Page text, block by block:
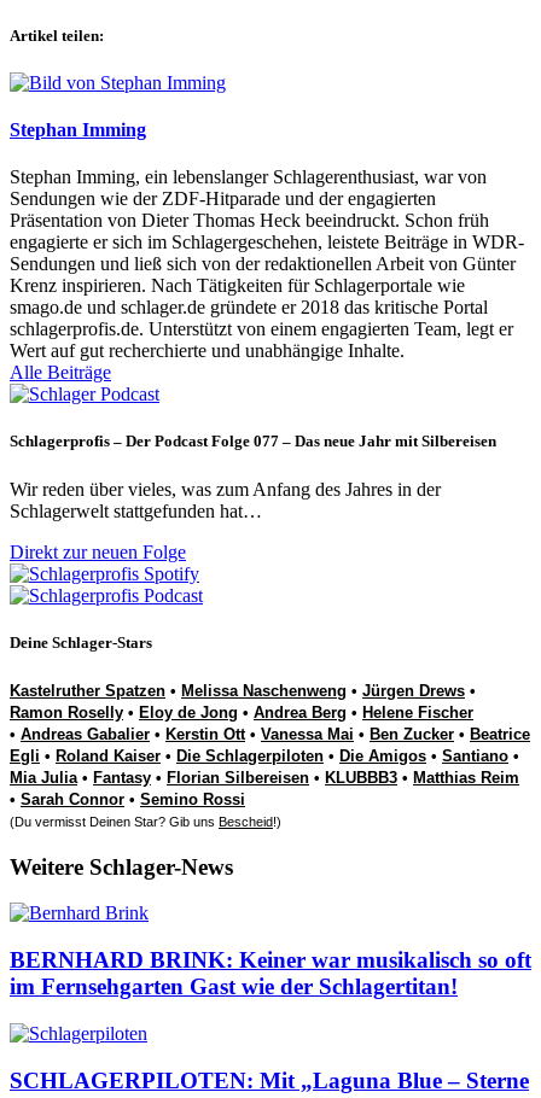
Artikel teilen:
Stephan Imming
Stephan Imming, ein lebenslanger Schlagerenthusiast, war von
Sendungen wie der ZDF-Hitparade und der engagierten
Präsentation von Dieter Thomas Heck beeindruckt. Schon früh
engagierte er sich im Schlagergeschehen, leistete Beiträge in WDR-
Sendungen und ließ sich von der redaktionellen Arbeit von Günter
Krenz inspirieren. Nach Tätigkeiten für Schlagerportale wie
smago.de und schlager.de gründete er 2018 das kritische Portal
schlagerprofis.de. Unterstützt von einem engagierten Team, legt er
Wert auf gut recherchierte und unabhängige Inhalte.
Alle Beiträge
Schlagerprofis – Der Podcast Folge 077 – Das neue Jahr mit Silbereisen
Wir reden über vieles, was zum Anfang des Jahres in der
Schlagerwelt stattgefunden hat…
Direkt zur neuen Folge
Deine Schlager-Stars
Kastelruther Spatzen • Melissa Naschenweng • Jürgen Drews •
Ramon Roselly • Eloy de Jong • Andrea Berg • Helene Fischer
• Andreas Gabalier • Kerstin Ott• Vanessa Mai • Ben Zucker • Beatrice
Egli • Roland Kaiser • Die Schlagerpiloten • Die Amigos • Santiano •
Mia Julia• Fantasy • Florian Silbereisen • KLUBBB3 • Matthias Reim
• Sarah Connor • Semino Rossi
(Du vermisst Deinen Star? Gib uns Bescheid!)
Weitere Schlager-News
BERNHARD BRINK: Keiner war musikalisch so oft
im Fernsehgarten Gast wie der Schlagertitan!
SCHLAGERPILOTEN: Mit „Laguna Blue – Sterne